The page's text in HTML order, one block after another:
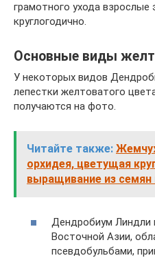
грамотного ухода взрослые
круглогодично.
Основные виды
У некоторых видов
лепестки желтоватого
получаются на фото.
Читайте также:
орхидея, цветущая
выращивание из семян
Дендробиум Линдли
Восточной Азии,
псевдобульбами,